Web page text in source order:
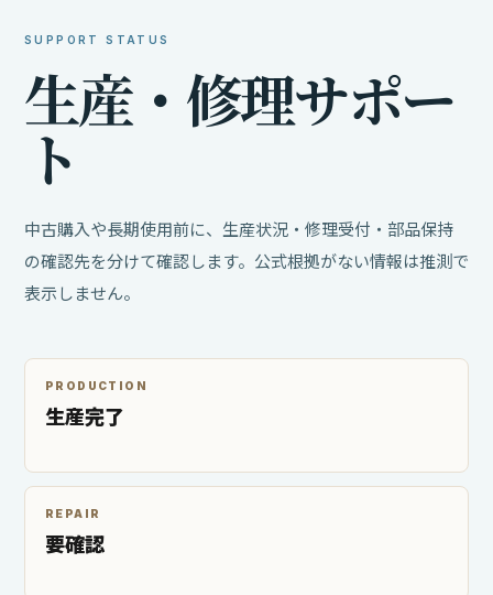
SUPPORT STATUS
生産・ 修理サポー
ト
中古購入や長期使用前に、生産状況・修理受付・部品保持
の確認先を分けて確認します。公式根拠がない情報は推測で
表示しません。
PRODUCTION
生産完了
REPAIR
要確認